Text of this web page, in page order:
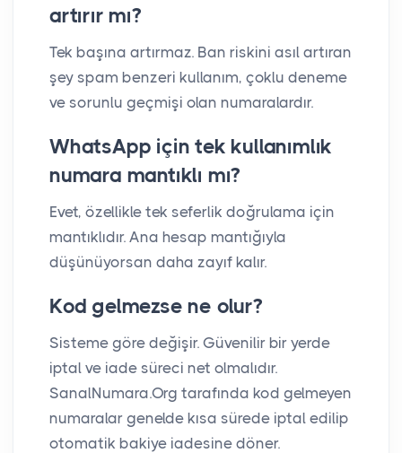
artırır mı?
Tek başına artırmaz. Ban riskini asıl artıran
şey spam benzeri kullanım, çoklu deneme
ve sorunlu geçmişi olan numaralardır.
WhatsApp için tek kullanımlık
numara mantıklı mı?
Evet, özellikle tek seferlik doğrulama için
mantıklıdır. Ana hesap mantığıyla
düşünüyorsan daha zayıf kalır.
Kod gelmezse ne olur?
Sisteme göre değişir. Güvenilir bir yerde
iptal ve iade süreci net olmalıdır.
SanalNumara.Org tarafında kod gelmeyen
numaralar genelde kısa sürede iptal edilip
otomatik bakiye iadesine döner.